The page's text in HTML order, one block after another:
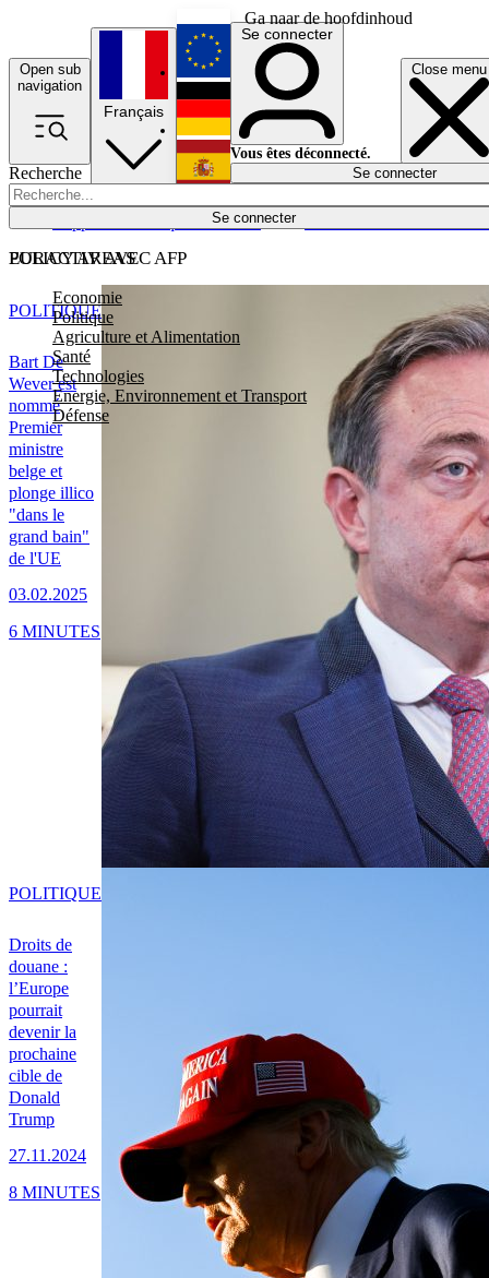
Ga naar de hoofdinhoud
Open sub
navigation
Close menu
Recherche
Se connecter
POLICY AREAS
Economie
Politique
Agriculture et Alimentation
Santé
Technologies
Energie, Environnement et Transport
Défense
Économie
Français
English
Deutsch
Español
Se connecter
Vous êtes déconnecté.
Se connecter
EURACTIV AVEC AFP
Bart De
Wever est
nommé
Premier
ministre
belge et
plonge illico
"dans le
grand bain"
de l'UE
03.02.2025
POLITIQUE
6 MINUTES
Droits de
douane :
l’Europe
pourrait
devenir la
prochaine
cible de
Donald
Trump
27.11.2024
POLITIQUE
8 MINUTES